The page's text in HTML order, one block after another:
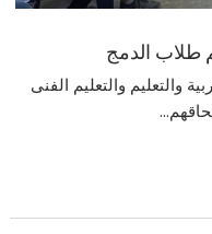
طلاب الدمج
والتعليم والتعليم الفنى